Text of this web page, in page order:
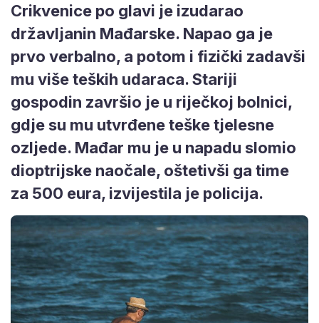
Crikvenice po glavi je izudarao
državljanin Mađarske. Napao ga je
prvo verbalno, a potom i fizički zadavši
mu više teških udaraca. Stariji
gospodin završio je u riječkoj bolnici,
gdje su mu utvrđene teške tjelesne
ozljede. Mađar mu je u napadu slomio
dioptrijske naočale, oštetivši ga time
za 500 eura, izvijestila je policija.